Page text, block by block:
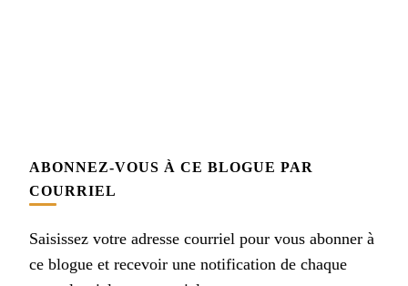
ABONNEZ-VOUS À CE BLOGUE PAR
COURRIEL
Saisissez votre adresse courriel pour vous abonner à
ce blogue et recevoir une notification de chaque